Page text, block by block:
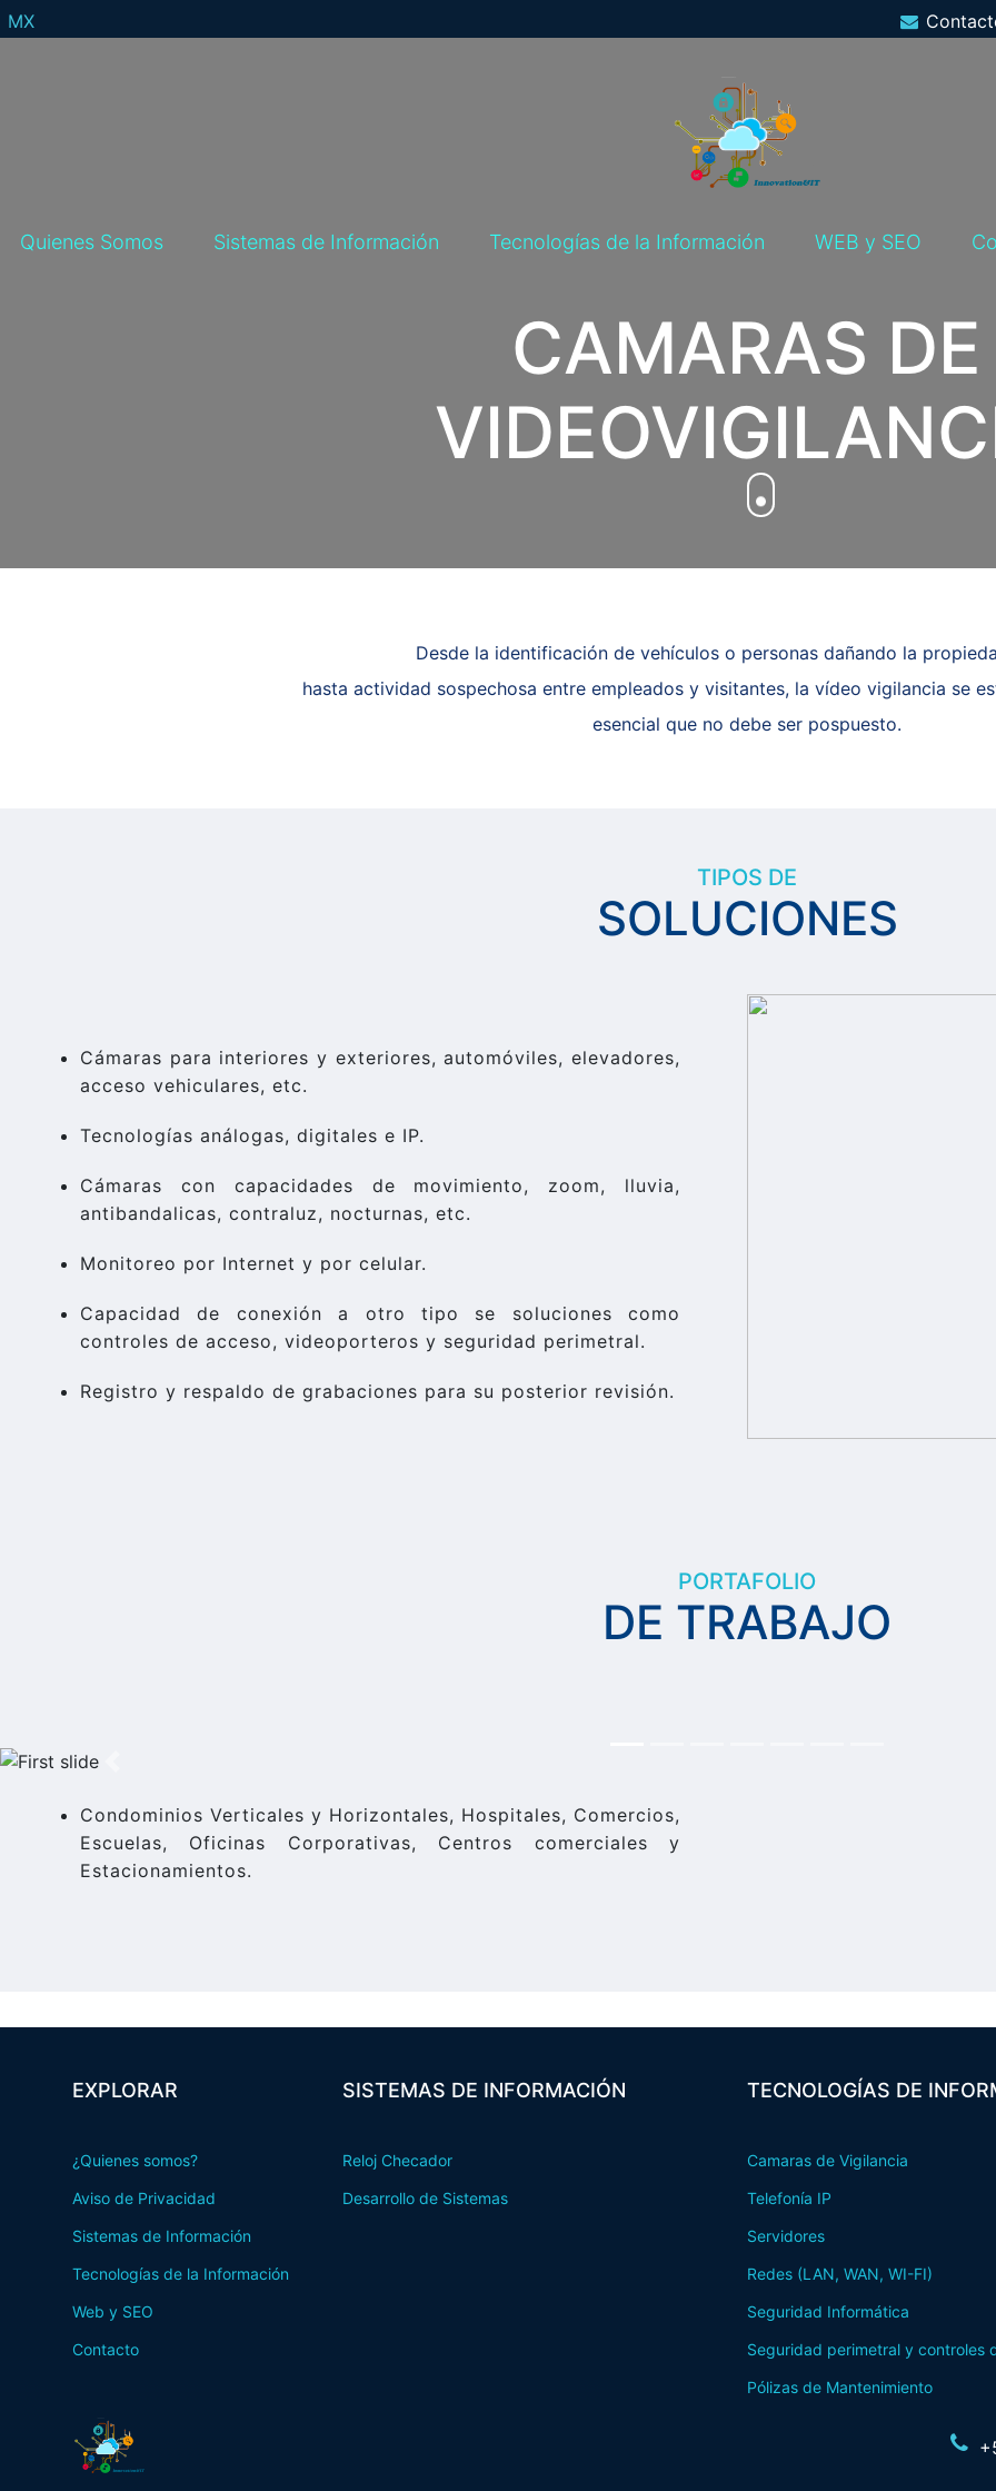
MX
Quienes Somos Sistemas de Información Tecnologías de la Información WEB y SEO
CAMARAS DE
Desde la identificación de vehículos o personas dañando la
hasta actividad sospechosa entre empleados y visitantes, la vídeo vigilancia se
esencial que no debe ser pospuesto.
TIPOS DE
SOLUCIONES
Cámaras para interiores y exteriores, automóviles, elevadores,
acceso vehiculares, etc.
Tecnologías análogas, digitales e IP.
Cámaras con capacidades de movimiento, zoom, lluvia,
antibandalicas, contraluz, nocturnas, etc.
Monitoreo por Internet y por celular.
Capacidad de conexión a otro tipo se soluciones como
controles de acceso, videoporteros y seguridad perimetral.
Registro y respaldo de grabaciones para su posterior revisión.
PORTAFOLIO
DE TRABAJO
Condominios Verticales y Horizontales, Hospitales, Comercios,
Escuelas, Oficinas Corporativas, Centros comerciales y
Estacionamientos.
EXPLORAR
¿Quienes somos?
Aviso de Privacidad
Sistemas de Información
Tecnologías de la Información
Web y SEO
Contacto
SISTEMAS DE INFORMACIÓN
Reloj Checador
Desarrollo de Sistemas
TECNOLOGÍAS DE
Camaras de Vigilancia
Telefonía IP
Servidores
Redes (LAN, WAN, WI-FI)
Seguridad Informática
Seguridad perimetral y controles
Pólizas de Mantenimiento